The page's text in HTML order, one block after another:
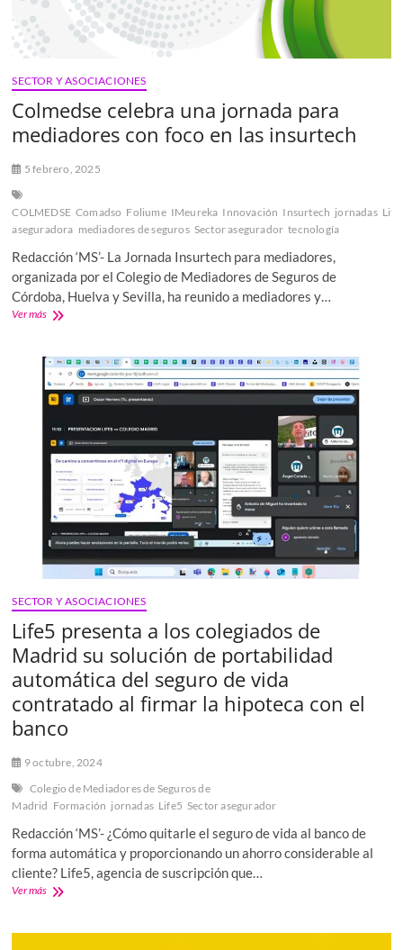
SECTOR Y ASOCIACIONES
Colmedse celebra una jornada para
mediadores con foco en las insurtech
5 febrero, 2025
COLMEDSE Comadso Foliume IMeureka Innovación Insurtech jornadas
aseguradora mediadores de seguros Sector asegurador tecnología
Redacción ‘MS’- La Jornada Insurtech para mediadores,
organizada por el Colegio de Mediadores de Seguros de
Córdoba, Huelva y Sevilla, ha reunido a mediadores y…
Ver másColmedse
jornada
para
mediadores
con
foco
en
las
insurtech
SECTOR Y ASOCIACIONES
Life5 presenta a los colegiados de
Madrid su solución de portabilidad
automática del seguro de vida
contratado al firmar la hipoteca con el
banco
9 octubre, 2024
Colegio de Mediadores de Seguros de
Madrid Formación jornadas Life5 Sector asegurador
Redacción ‘MS’- ¿Cómo quitarle el seguro de vida al banco de
forma automática y proporcionando un ahorro considerable al
cliente? Life5, agencia de suscripción que…
Ver másLife5
los